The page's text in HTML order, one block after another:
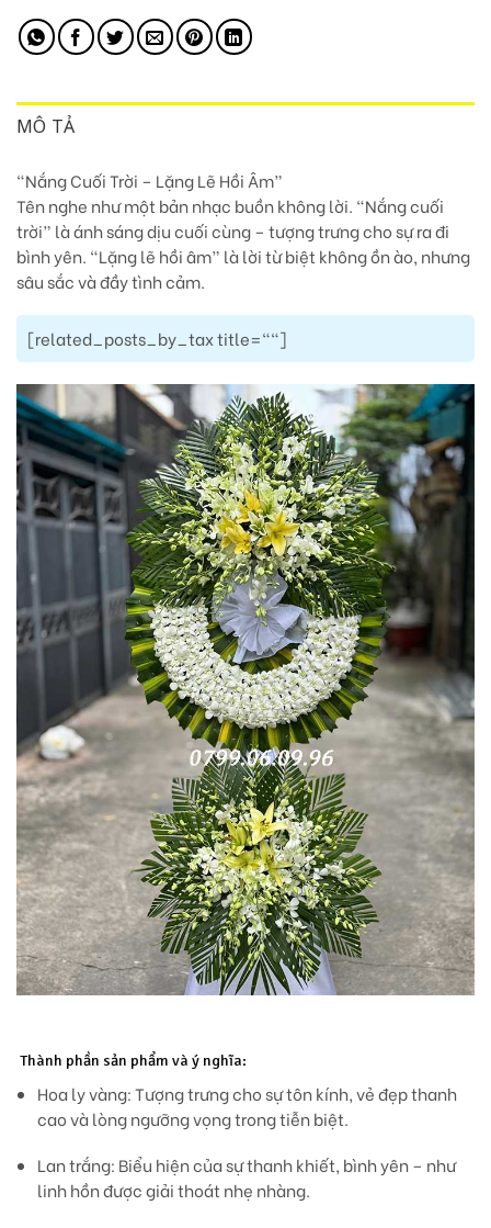
MÔ TẢ
“Nắng Cuối Trời – Lặng Lẽ Hồi Âm”
Tên nghe như một bản nhạc buồn không lời. “Nắng cuối
trời” là ánh sáng dịu cuối cùng – tượng trưng cho sự ra đi
bình yên. “Lặng lẽ hồi âm” là lời từ biệt không ồn ào, nhưng
sâu sắc và đầy tình cảm.
[related_posts_by_tax title=""]
Thành phần sản phẩm và ý nghĩa:
Hoa ly vàng:Tượng trưng cho sự tôn kính, vẻ đẹp thanh
cao và lòng ngưỡng vọng trong tiễn biệt.
Lan trắng: Biểu hiện của sự thanh khiết, bình yên – như
linh hồn được giải thoát nhẹ nhàng.